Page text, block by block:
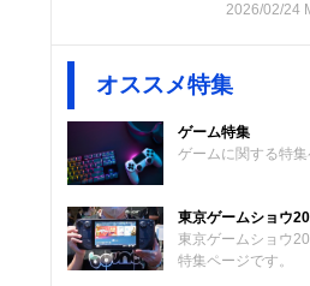
オススメ特集
ゲーム特集
ゲームに関する特集
東京ゲームショウ
東京ゲームショウ
特集ページです。